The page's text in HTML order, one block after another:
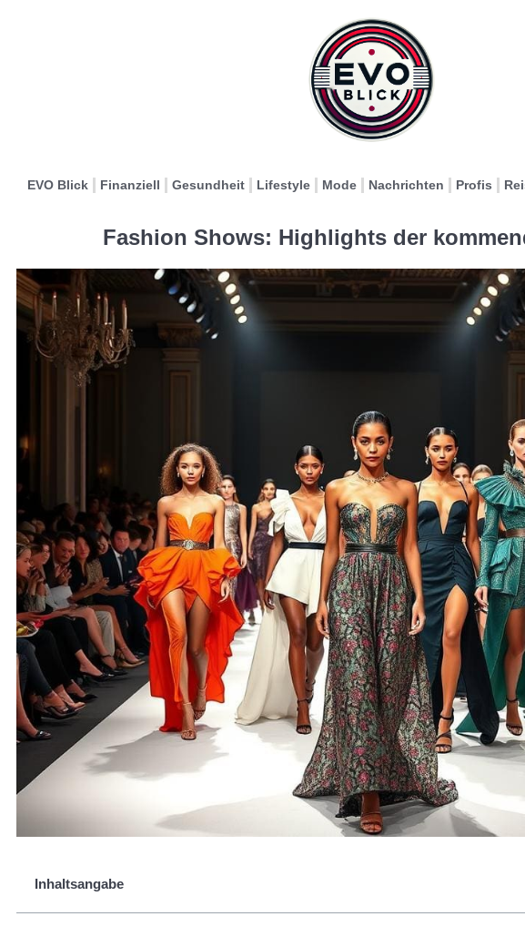
EVO Blick Finanziell Gesundheit Lifestyle Mode Nachrichten Profis
Fashion Shows: Highlights der
Inhaltsangabe